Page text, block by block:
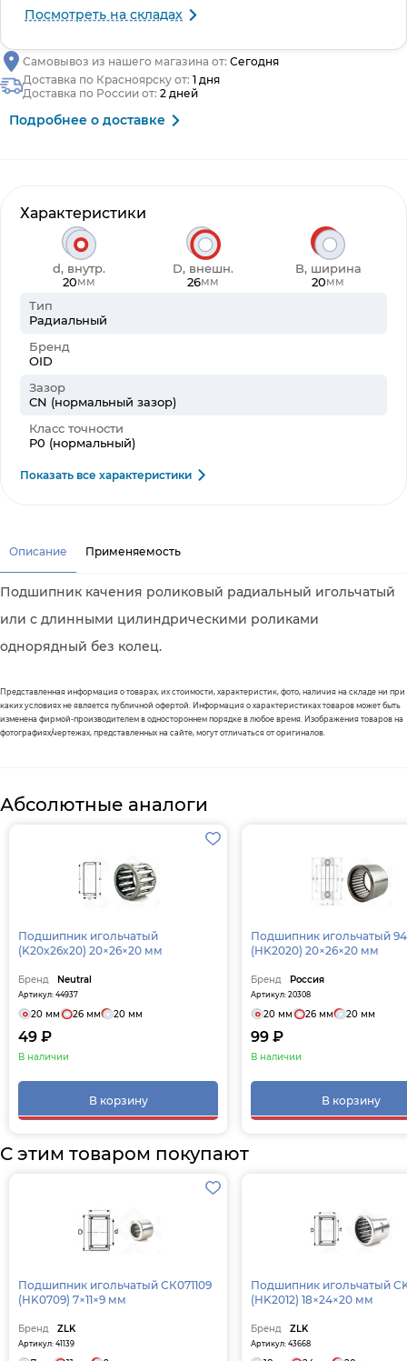
Характеристики
d, внутр.
20мм
D, внешн.
26мм
B, ширина
20мм
Тип
Радиальный
Бренд
OID
Зазор
CN (нормальный зазор)
Класс точности
P0 (нормальный)
Показать все характеристики
Посмотреть на складах
Самовывоз из нашего магазина от: Сегодня
Доставка по Красноярску от: 1 дня
Доставка по России от: 2 дней
Подробнее о доставке
Описание Применяемость
Подшипник качения роликовый радиальный игольчатый
или с длинными цилиндрическими роликами
однорядный без колец.
Представленная информация о товарах, их стоимости, характеристик, фото, наличия на складе ни при
каких условиях не является публичной офертой. Информация о характеристиках товаров может быть
изменена фирмой-производителем в одностороннем порядке в любое время. Изображения товаров на
фотографиях/чертежах, представленных на сайте, могут отличаться от оригиналов.
Абсолютные аналоги
Подшипник игольчатый
(K20x26x20) 20×26×20 мм
Бренд Neutral
Артикул: 44937
20 мм 26 мм 20 мм
49 ₽
В наличии
В корзину
Подшипник игольчатый
(HK2020) 20×26×20 мм
Бренд Россия
Артикул: 20308
20 мм 26 мм 20 мм
99 ₽
В наличии
В корзину
С этим товаром покупают
Подшипник игольчатый СК071109
(HK0709) 7×11×9 мм
Бренд ZLK
Артикул: 41139
Подшипник игольчатый
(HK2012) 18×24×20 мм
Бренд ZLK
Артикул: 43668